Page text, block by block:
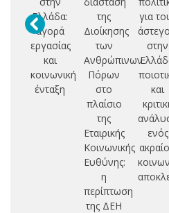
Ελλάδα:
αγορά
εργασίας
και
κοινωνική
ένταξη
της
Διοίκησης
των
Ανθρώπινων
Πόρων
στο
πλαίσιο
της
Εταιρικής
Κοινωνικής
Ευθύνης:
η
περίπτωση
της ΔΕΗ
για
στην
και
ενός